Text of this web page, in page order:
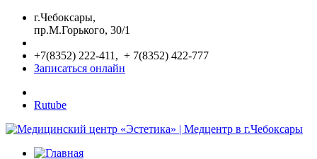
г.Чебоксары,
пр.М.Горького, 30/1
+7(8352) 222-411, + 7(8352) 422-777
Записаться онлайн
Rutube